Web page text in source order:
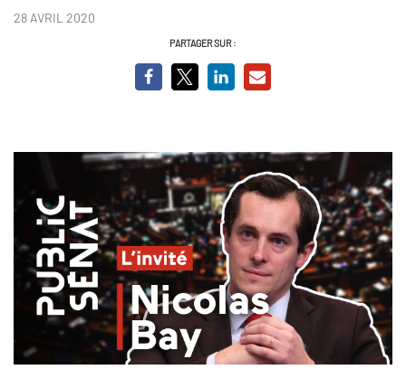
28 AVRIL 2020
PARTAGER SUR :